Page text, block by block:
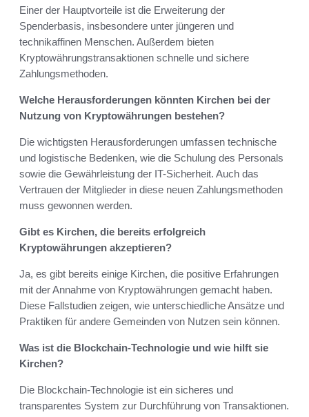
Einer der Hauptvorteile ist die Erweiterung der
Spenderbasis, insbesondere unter jüngeren und
technikaffinen Menschen. Außerdem bieten
Kryptowährungstransaktionen schnelle und sichere
Zahlungsmethoden.
Welche Herausforderungen könnten Kirchen bei der
Nutzung von Kryptowährungen bestehen?
Die wichtigsten Herausforderungen umfassen technische
und logistische Bedenken, wie die Schulung des Personals
sowie die Gewährleistung der IT-Sicherheit. Auch das
Vertrauen der Mitglieder in diese neuen Zahlungsmethoden
muss gewonnen werden.
Gibt es Kirchen, die bereits erfolgreich
Kryptowährungen akzeptieren?
Ja, es gibt bereits einige Kirchen, die positive Erfahrungen
mit der Annahme von Kryptowährungen gemacht haben.
Diese Fallstudien zeigen, wie unterschiedliche Ansätze und
Praktiken für andere Gemeinden von Nutzen sein können.
Was ist die Blockchain-Technologie und wie hilft sie
Kirchen?
Die Blockchain-Technologie ist ein sicheres und
transparentes System zur Durchführung von Transaktionen.